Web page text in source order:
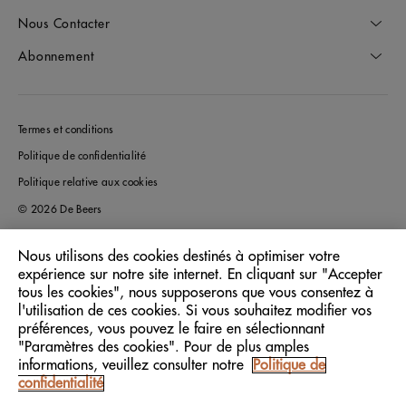
Nous Contacter
Abonnement
Termes et conditions
Politique de confidentialité
Politique relative aux cookies
© 2026 De Beers
Langue: Français
Nous utilisons des cookies destinés à optimiser votre
expérience sur notre site internet. En cliquant sur "Accepter
tous les cookies", nous supposerons que vous consentez à
l'utilisation de ces cookies. Si vous souhaitez modifier vos
préférences, vous pouvez le faire en sélectionnant
"Paramètres des cookies". Pour de plus amples
informations, veuillez consulter notre
Politique de
confidentialité